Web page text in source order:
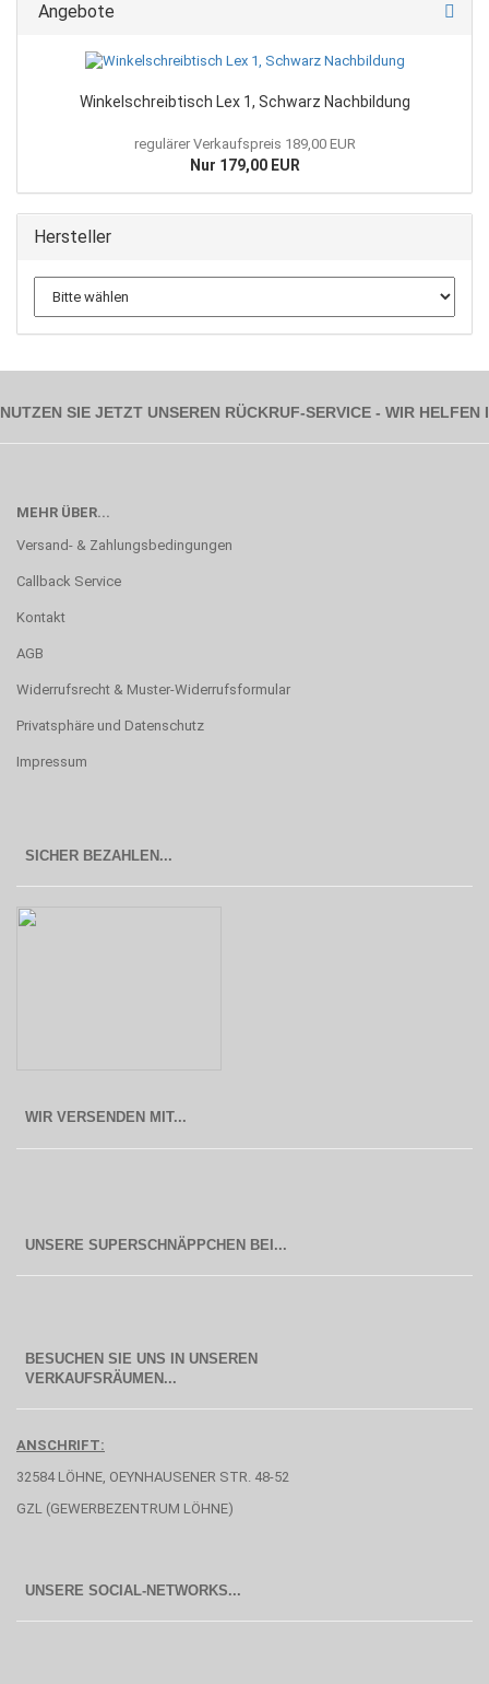
Angebote
Winkelschreibtisch Lex 1, Schwarz Nachbildung
regulärer Verkaufspreis 189,00 EUR
Nur 179,00 EUR
Hersteller
NUTZEN SIE JETZT UNSEREN RÜCKRUF-SERVICE - WIR
MEHR ÜBER...
Versand- & Zahlungsbedingungen
Callback Service
Kontakt
AGB
Widerrufsrecht & Muster-Widerrufsformular
Privatsphäre und Datenschutz
Impressum
SICHER BEZAHLEN...
WIR VERSENDEN MIT...
BESUCHEN SIE UNS IN UNSEREN
VERKAUFSRÄUMEN...
ANSCHRIFT:
32584 LÖHNE, OEYNHAUSENER STR. 48-52
GZL (GEWERBEZENTRUM LÖHNE)
UNSERE SOCIAL-NETWORKS...